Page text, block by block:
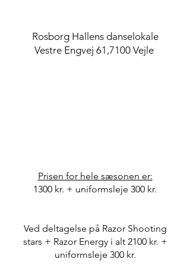
Rosborg Hallens danselokale
​Vestre Engvej 61,7100 Vejle
Prisen for hele sæsonen er:
1300 kr. + uniformsleje 300 kr.
Ved deltagelse på Razor Shooting
stars + Razor Energy i alt 2100 kr. +
uniformsleje 300 kr.